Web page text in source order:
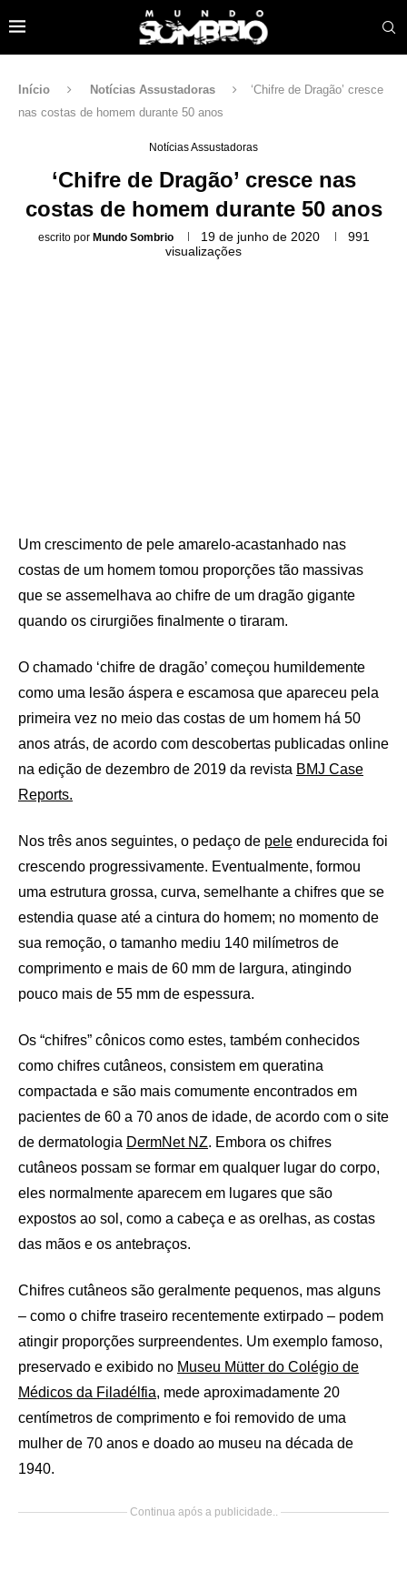
Início Notícias Assustadoras
‘Chifre de Dragão’ cresce
nas costas de homem durante 50 anos
Notícias Assustadoras
‘Chifre de Dragão’ cresce nas
costas de homem durante 50 anos
escrito por Mundo Sombrio 19 de junho de 2020
991
visualizações
Um crescimento de pele amarelo-acastanhado nas
costas de um homem tomou proporções tão massivas
que se assemelhava ao chifre de um dragão gigante
quando os cirurgiões finalmente o tiraram.
O chamado ‘chifre de dragão’ começou humildemente
como uma lesão áspera e escamosa que apareceu pela
primeira vez no meio das costas de um homem há 50
anos atrás, de acordo com descobertas publicadas online
na edição de dezembro de 2019 da revista BMJ Case
Reports.
Nos três anos seguintes, o pedaço de pele endurecida foi
crescendo progressivamente. Eventualmente, formou
uma estrutura grossa, curva, semelhante a chifres que se
estendia quase até a cintura do homem; no momento de
sua remoção, o tamanho mediu 140 milímetros de
comprimento e mais de 60 mm de largura, atingindo
pouco mais de 55 mm de espessura.
Os “chifres” cônicos como estes, também conhecidos
como chifres cutâneos, consistem em queratina
compactada e são mais comumente encontrados em
pacientes de 60 a 70 anos de idade, de acordo com o site
de dermatologia DermNet NZ. Embora os chifres
cutâneos possam se formar em qualquer lugar do corpo,
eles normalmente aparecem em lugares que são
expostos ao sol, como a cabeça e as orelhas, as costas
das mãos e os antebraços.
Chifres cutâneos são geralmente pequenos, mas alguns
– como o chifre traseiro recentemente extirpado – podem
atingir proporções surpreendentes. Um exemplo famoso,
preservado e exibido no Museu Mütter do Colégio de
Médicos da Filadélfia, mede aproximadamente 20
centímetros de comprimento e foi removido de uma
mulher de 70 anos e doado ao museu na década de
1940.
Continua após a publicidade..